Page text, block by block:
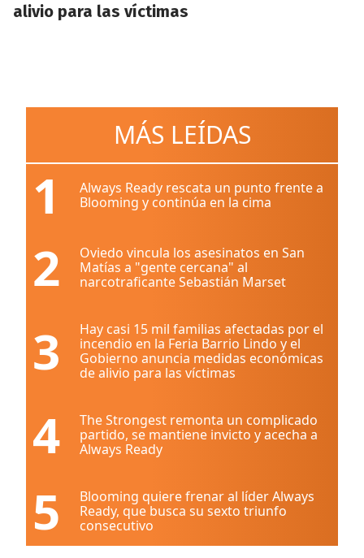
alivio para las víctimas
MÁS LEÍDAS
1
Always Ready rescata un punto frente a
Blooming y continúa en la cima
2
Oviedo vincula los asesinatos en San
Matías a "gente cercana" al
narcotraficante Sebastián Marset
3
Hay casi 15 mil familias afectadas por el
incendio en la Feria Barrio Lindo y el
Gobierno anuncia medidas económicas
de alivio para las víctimas
4
The Strongest remonta un complicado
partido, se mantiene invicto y acecha a
Always Ready
5
Blooming quiere frenar al líder Always
Ready, que busca su sexto triunfo
consecutivo